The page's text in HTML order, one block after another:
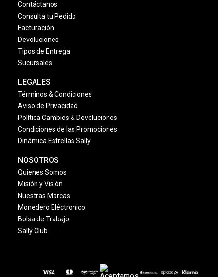
Contáctanos
Consulta tu Pedido
Facturación
Devoluciones
Tipos de Entrega
Sucursales
LEGALES
Términos & Condiciones
Aviso de Privacidad
Política Cambios & Devoluciones
Condiciones de las Promociones
Dinámica Estrellas Sally
NOSOTROS
Quienes Somos
Misión y Visión
Nuestras Marcas
Monedero Eléctronico
Bolsa de Trabajo
Sally Club